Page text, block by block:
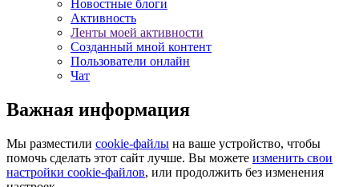
Новостные блоги
Активность
Ленты моей активности
Созданный мной контент
Пользователи онлайн
Чат
Важная информация
Мы разместили cookie-файлы на ваше устройство, чтобы
помочь сделать этот сайт лучше. Вы можете изменить свои
настройки cookie-файлов, или продолжить без изменения